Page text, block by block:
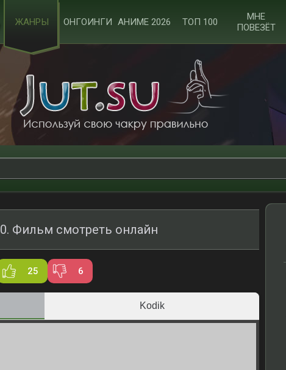
ЖАНРЫ ОНГОИНГИ АНИМЕ 2026 ТОП 100
МНЕ
ПОВЕЗЁТ
Фильм смотреть онлайн
25 6
Kodik